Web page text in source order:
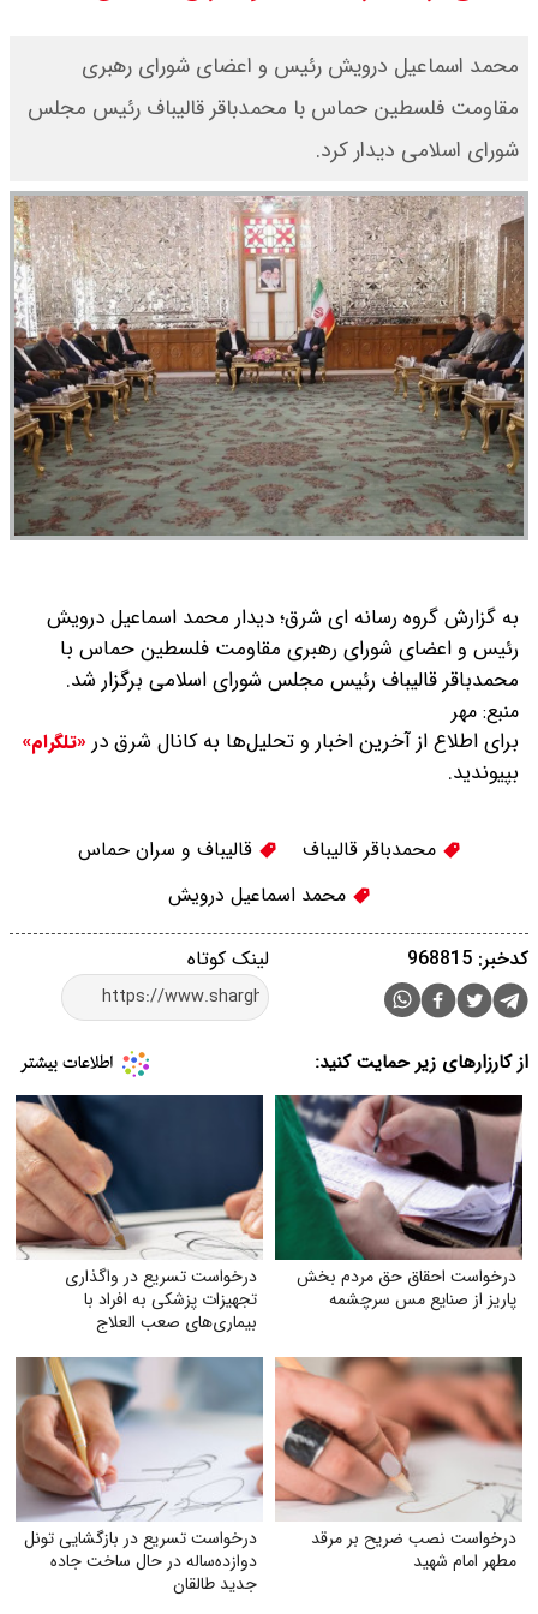
۱۴۰۵ / طلا صعودی شد + جدول
۱۴۰۵ اعلام شد
محمد اسماعیل درویش رئیس و اعضای شورای رهبری
مقاومت فلسطین حماس با محمدباقر قالیباف رئیس مجلس
شورای اسلامی دیدار کرد.
به گزارش گروه رسانه ای شرق؛ دیدار محمد اسماعیل درویش
رئیس و اعضای شورای رهبری مقاومت فلسطین حماس با
محمدباقر قالیباف رئیس مجلس شورای اسلامی برگزار شد.
منبع: مهر
برای اطلاع از آخرین اخبار و تحلیل‌ها به کانال شرق در «تلگرام»
بپیوندید.
محمدباقر قالیباف
قالیباف و سران حماس
محمد اسماعیل درویش
لینک کوتاه کدخبر: 968815
از کارزارهای زیر حمایت کنید:
درخواست احقاق حق مردم بخش
پاریز از صنایع مس سرچشمه
درخواست تسریع در واگذاری
تجهیزات پزشکی به افراد با
بیماری‌های صعب العلاج
درخواست نصب ضریح بر مرقد
مطهر امام شهید
درخواست تسریع در بازگشایی تونل
دوازده‌ساله در حال ساخت جاده
جدید طالقان